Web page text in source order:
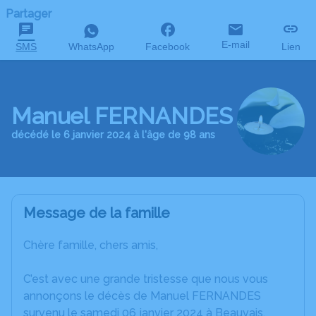
Partager
SMS WhatsApp Facebook E-mail Lien
Manuel FERNANDES
décédé le 6 janvier 2024 à l'âge de 98 ans
Message de la famille
Chère famille, chers amis,
C’est avec une grande tristesse que nous vous
annonçons le décès de Manuel FERNANDES
survenu le samedi 06 janvier 2024 à Beauvais.